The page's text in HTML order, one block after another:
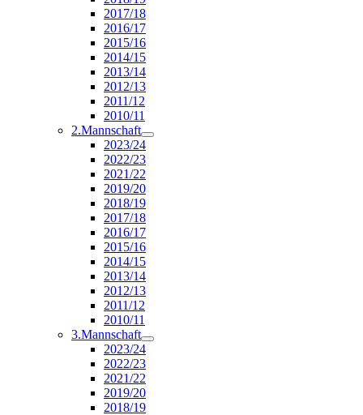
2017/18
2016/17
2015/16
2014/15
2013/14
2012/13
2011/12
2010/11
2.Mannschaft
2023/24
2022/23
2021/22
2019/20
2018/19
2017/18
2016/17
2015/16
2014/15
2013/14
2012/13
2011/12
2010/11
3.Mannschaft
2023/24
2022/23
2021/22
2019/20
2018/19